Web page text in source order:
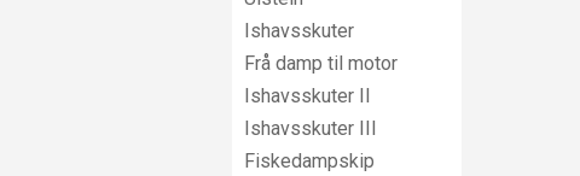
Ishavsskuter
Frå damp til motor
Ishavsskuter II
Ishavsskuter III
Fiskedampskip